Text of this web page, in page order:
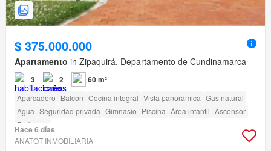
$ 375.000.000
Apartamento in Zipaquirá, Departamento de Cundinamarca
3 2 60 m²
Aparcadero Balcón Cocina integral Vista panorámica Gas natural
Agua Seguridad privada Gimnasio Piscina Área infantil Ascensor
Barbecue
Hace 6 días
ANATOT INMOBILIARIA